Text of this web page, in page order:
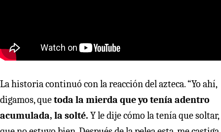
La historia continuó con la reacción del azteca. “Yo ahí,
digamos, quetoda la mierda que yo tenía adentro
acumulada, la solté. Y le dije cómo la tenía que soltar,